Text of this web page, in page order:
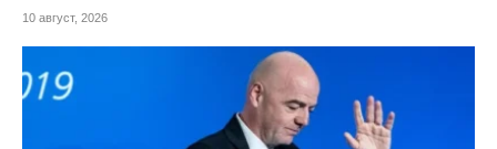
10 август, 2026